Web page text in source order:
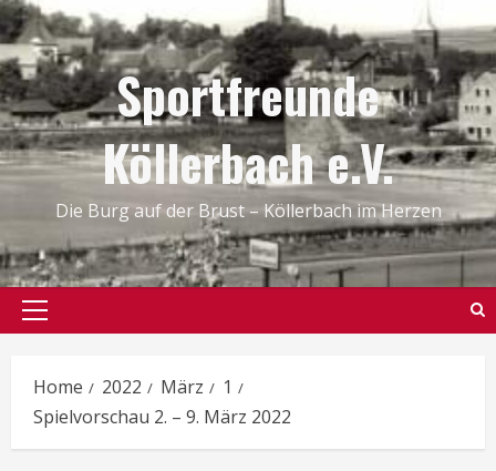
Skip
to
content
Sportfreunde
Köllerbach e.V.
Die Burg auf der Brust – Köllerbach im Herzen
Primary
Home 2022 März
1
Spielvorschau 2. – 9. März 2022